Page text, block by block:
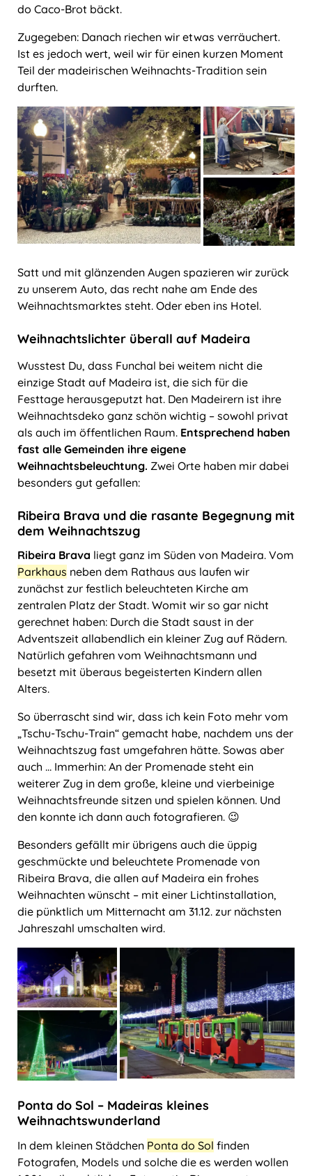
do Caco-Brot bäckt.
Zugegeben: Danach riechen wir etwas verräuchert.
Ist es jedoch wert, weil wir für einen kurzen Moment
Teil der madeirischen Weihnachts-Tradition sein
durften.
Satt und mit glänzenden Augen spazieren wir zurück
zu unserem Auto, das recht nahe am Ende des
Weihnachtsmarktes steht. Oder eben ins Hotel.
Weihnachtslichter überall auf Madeira
Wusstest Du, dass Funchal bei weitem nicht die
einzige Stadt auf Madeira ist, die sich für die
Festtage herausgeputzt hat. Den Madeirern ist ihre
Weihnachtsdeko ganz schön wichtig – sowohl privat
als auch im öffentlichen Raum. Entsprechend haben
fast alle Gemeinden ihre eigene
Weihnachtsbeleuchtung. Zwei Orte haben mir dabei
besonders gut gefallen:
Ribeira Brava und die rasante Begegnung mit
dem Weihnachtszug
Ribeira Brava liegt ganz im Süden von Madeira. Vom
Parkhaus neben dem Rathaus aus laufen wir
zunächst zur festlich beleuchteten Kirche am
zentralen Platz der Stadt. Womit wir so gar nicht
gerechnet haben: Durch die Stadt saust in der
Adventszeit allabendlich ein kleiner Zug auf Rädern.
Natürlich gefahren vom Weihnachtsmann und
besetzt mit überaus begeisterten Kindern allen
Alters.
So überrascht sind wir, dass ich kein Foto mehr vom
„Tschu-Tschu-Train“ gemacht habe, nachdem uns der
Weihnachtszug fast umgefahren hätte. Sowas aber
auch … Immerhin: An der Promenade steht ein
weiterer Zug in dem große, kleine und vierbeinige
Weihnachtsfreunde sitzen und spielen können. Und
den konnte ich dann auch fotografieren. 😉
Besonders gefällt mir übrigens auch die üppig
geschmückte und beleuchtete Promenade von
Ribeira Brava, die allen auf Madeira ein frohes
Weihnachten wünscht – mit einer Lichtinstallation,
die pünktlich um Mitternacht am 31.12. zur nächsten
Jahreszahl umschalten wird.
Ponta do Sol ‒ Madeiras kleines
Weihnachtswunderland
In dem kleinen Städchen Ponta do Sol finden
Fotografen, Models und solche die es werden wollen